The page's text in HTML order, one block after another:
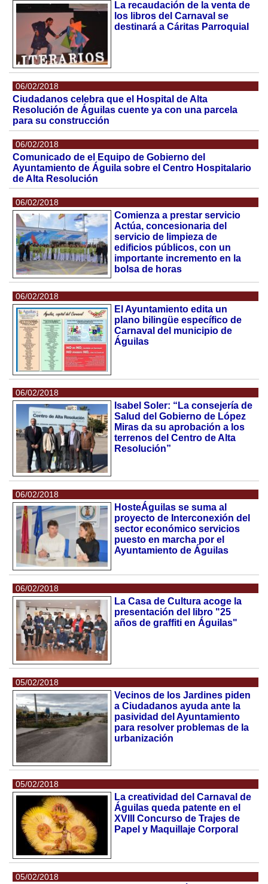
La recaudación de la venta de
los libros del Carnaval se
destinará a Cáritas Parroquial
06/02/2018
Ciudadanos celebra que el Hospital de Alta
Resolución de Águilas cuente ya con una parcela
para su construcción
06/02/2018
Comunicado de el Equipo de Gobierno del
Ayuntamiento de Águila sobre el Centro Hospitalario
de Alta Resolución
06/02/2018
Comienza a prestar servicio
Actúa, concesionaria del
servicio de limpieza de
edificios públicos, con un
importante incremento en la
bolsa de horas
06/02/2018
El Ayuntamiento edita un
plano bilingüe específico de
Carnaval del municipio de
Águilas
06/02/2018
Isabel Soler: “La consejería de
Salud del Gobierno de López
Miras da su aprobación a los
terrenos del Centro de Alta
Resolución”
06/02/2018
HosteÁguilas se suma al
proyecto de Interconexión del
sector económico servicios
puesto en marcha por el
Ayuntamiento de Águilas
06/02/2018
La Casa de Cultura acoge la
presentación del libro "25
años de graffiti en Águilas"
05/02/2018
Vecinos de los Jardines piden
a Ciudadanos ayuda ante la
pasividad del Ayuntamiento
para resolver problemas de la
urbanización
05/02/2018
La creatividad del Carnaval de
Águilas queda patente en el
XVIII Concurso de Trajes de
Papel y Maquillaje Corporal
05/02/2018